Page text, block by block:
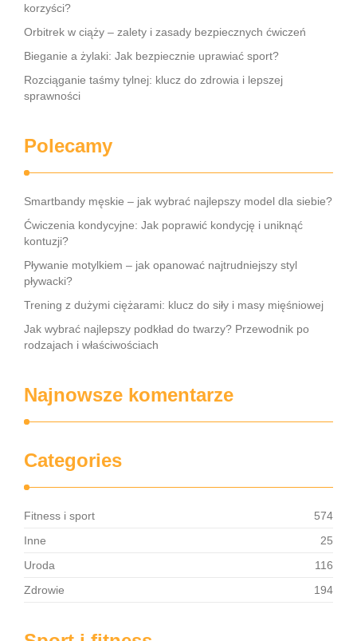
korzyści?
Orbitrek w ciąży – zalety i zasady bezpiecznych ćwiczeń
Bieganie a żylaki: Jak bezpiecznie uprawiać sport?
Rozciąganie taśmy tylnej: klucz do zdrowia i lepszej
sprawności
Polecamy
Smartbandy męskie – jak wybrać najlepszy model dla siebie?
Ćwiczenia kondycyjne: Jak poprawić kondycję i uniknąć
kontuzji?
Pływanie motylkiem – jak opanować najtrudniejszy styl
pływacki?
Trening z dużymi ciężarami: klucz do siły i masy mięśniowej
Jak wybrać najlepszy podkład do twarzy? Przewodnik po
rodzajach i właściwościach
Najnowsze komentarze
Categories
Fitness i sport
574
Inne
25
Uroda
116
Zdrowie
194